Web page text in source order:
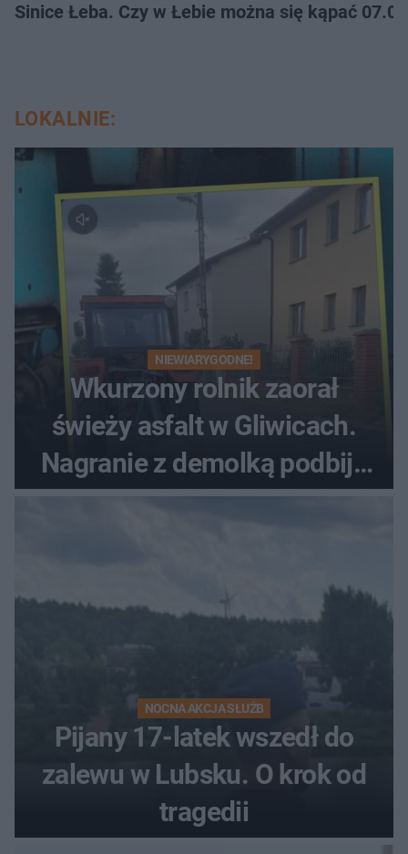
Sinice Łeba. Czy w Łebie można się kąpać
LOKALNIE:
NIEWIARYGODNE!
Wkurzony rolnik zaorał
świeży asfalt w Gliwicach.
Nagranie z demolką podbija
sieć
NOCNA AKCJA SŁUŻB
Pijany 17-latek wszedł do
zalewu w Lubsku. O krok od
tragedii